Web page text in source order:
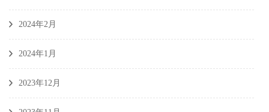
2024年2月
2024年1月
2023年12月